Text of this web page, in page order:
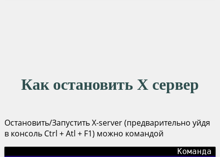
Как остановить X сервер
Остановить/Запустить X-server (предварительно уйдя
в консоль Ctrl + Atl + F1) можно командой